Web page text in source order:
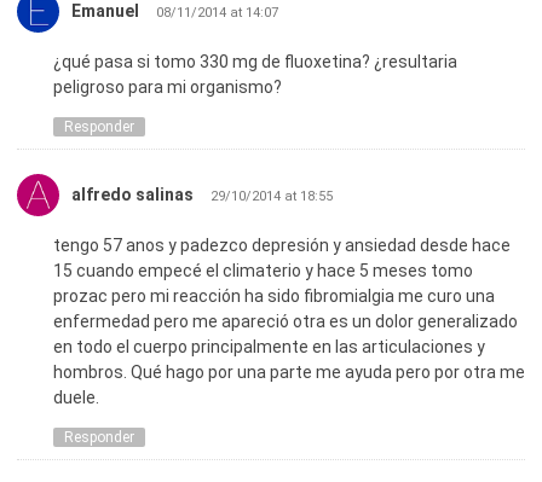
Emanuel 08/11/2014 at 14:07
¿qué pasa si tomo 330 mg de fluoxetina? ¿resultaria
peligroso para mi organismo?
Responder
alfredo salinas 29/10/2014 at 18:55
tengo 57 anos y padezco depresión y ansiedad desde hace
15 cuando empecé el climaterio y hace 5 meses tomo
prozac pero mi reacción ha sido fibromialgia me curo una
enfermedad pero me apareció otra es un dolor generalizado
en todo el cuerpo principalmente en las articulaciones y
hombros. Qué hago por una parte me ayuda pero por otra me
duele.
Responder